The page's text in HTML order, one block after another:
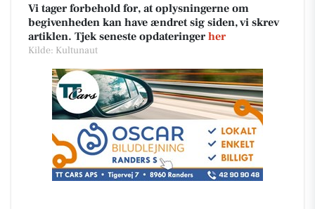
Vi tager forbehold for, at oplysningerne om
begivenheden kan have ændret sig siden, vi skrev
artiklen. Tjek seneste opdateringer her
Kilde: Kultunaut